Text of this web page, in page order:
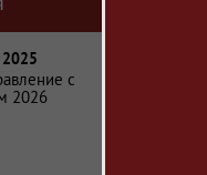
с
2026